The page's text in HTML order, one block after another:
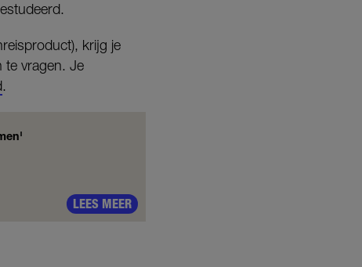
krijg je
te vragen. Je
.
LEES MEER